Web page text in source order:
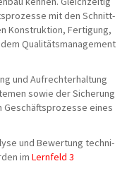
mit den Schnitt­
Kon­struk­ti­on, Fer­ti­gung,
Qua­li­täts­ma­nage­ment
und Auf­recht­erhal­tung
sowie der Siche­rung
Geschäfts­pro­zes­se eines
und Bewer­tung tech­ni­
im Lern­feld 3